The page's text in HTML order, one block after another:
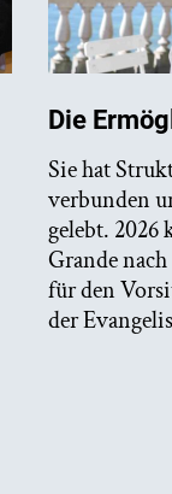
Die
Sie hat
verbunden
gelebt.
Grande
für den
der